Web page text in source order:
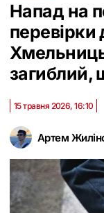
Напад на
перевірки
загиблий,
Артем
15 травня 2026, 16:10